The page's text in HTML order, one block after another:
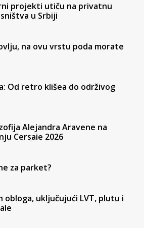
projekti utiču na privatnu
u Srbiji
na ovu vrstu poda morate
Od retro klišea do održivog
Alejandra Aravene na
Cersaie 2026
za parket?
obloga, uključujući LVT, plutu i